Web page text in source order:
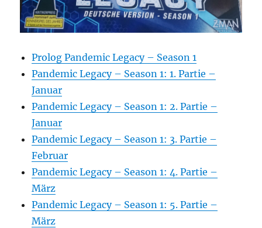
Prolog Pandemic Legacy – Season 1
Pandemic Legacy – Season 1: 1. Partie –
Januar
Pandemic Legacy – Season 1: 2. Partie –
Januar
Pandemic Legacy – Season 1: 3. Partie –
Februar
Pandemic Legacy – Season 1: 4. Partie –
März
Pandemic Legacy – Season 1: 5. Partie –
März